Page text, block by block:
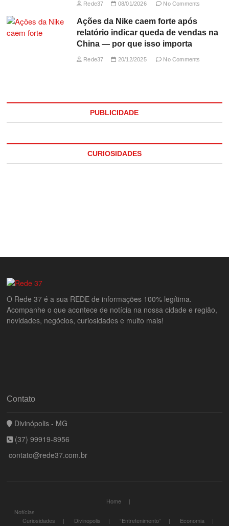
Rede37 08/01/2026 No Comments
Ações da Nike caem forte após
relatório indicar queda de vendas na
China — por que isso importa
Rede37 20/12/2025 No Comments
PUBLICIDADE
CURIOSIDADES
O Rede 37 é a sua REDE de informações 100% legítima.
Acompanhe o que acontece de notícia na nossa cidade e região,
novidades, negócios, curiosidades e muito mais!
Contato
Divinópolis - MG
(37) 99919-8956
contato@rede37.com.br
Home
Notícias
Curiosidades
Divinopolis “Entretenimento” Economia